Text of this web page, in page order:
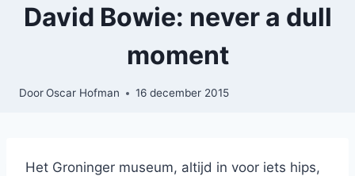
David Bowie: never a dull
moment
DoorOscar Hofman 16 december 2015
Het Groninger museum, altijd in voor iets hips,